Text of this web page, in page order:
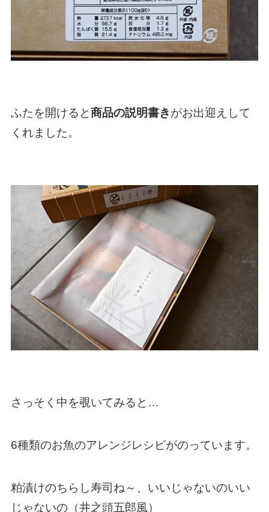
ふたを開けると商品の説明書きがお出迎えして
くれました。
さっそく中を覗いてみると…
6種類のお魚のアレンジレシピがのっています。
粕漬けのちらし寿司ね～、いいじゃないのいい
じゃないの（井之頭五郎風）